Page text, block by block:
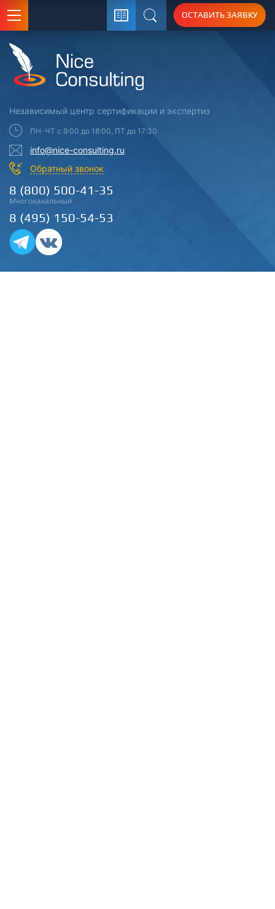
Поиск
ОСТАВИТЬ ЗАЯВКУ
Независимый центр сертификации и экспертиз
ПН-ЧТ с 9:00 до 18:00, ПТ до 17:30
info@nice-consulting.ru
Обратный звонок
8 (800) 500-41-35
Многоканальный
8 (495) 150-54-53